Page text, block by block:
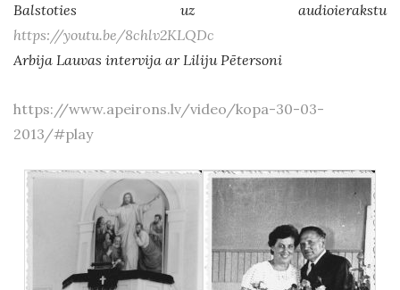
Balstoties uz audioierakstu
https://youtu.be/8chlv2KLQDc
Arbija Lauvas intervija ar Liliju Pētersoni
https://www.apeirons.lv/video/kopa-30-03-
2013/#play